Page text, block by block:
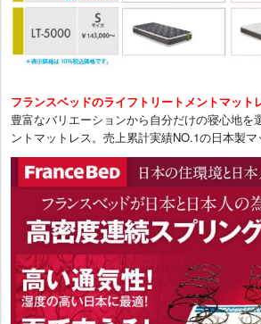
フランスベッドのライフトリートメントマット
豊富なバリエーションから自分だけの寝心地を
ントマットレス。売上累計実績NO.1の日本製マ